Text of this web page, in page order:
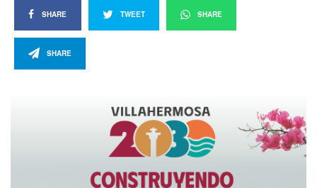
SHARE TWEET SHARE
SHARE